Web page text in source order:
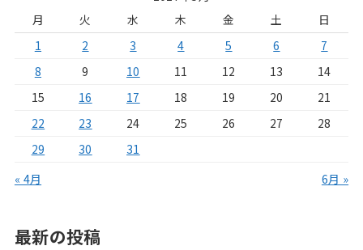
月
火 水 木 金 土
日
1
2 3 4 5 6
7
8
9 10 11 12 13
14
15
16 17 18 19 20
21
22
23 24 25 26 27
28
29
30
31
« 4月
6月 »
最新の投稿